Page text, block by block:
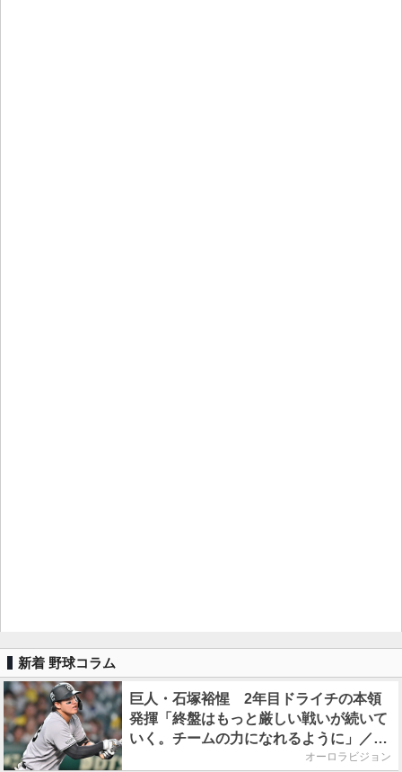
新着 野球コラム
巨人・石塚裕惺 2年目ドライチの本領
発揮「終盤はもっと厳しい戦いが続いて
いく。チームの力になれるように」／後
オーロラビジョン